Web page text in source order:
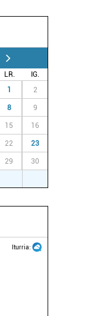
LR.
IG.
1 2
8 9
15 16
22 23
29 30
Iturria: